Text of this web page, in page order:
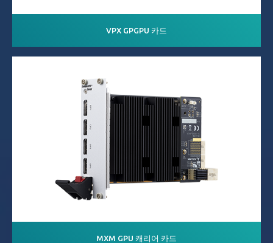
VPX GPGPU 카드
MXM GPU 캐리어 카드